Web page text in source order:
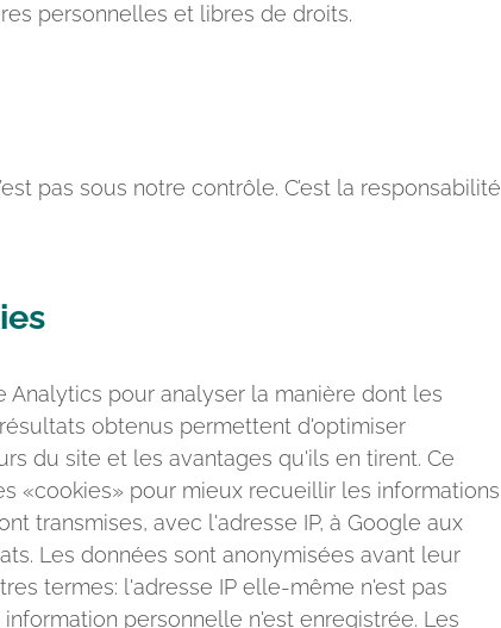
personnelles et libres de droits.
pas sous notre contrôle. C’est la responsabilité
pour analyser la manière dont les
obtenus permettent d'optimiser
du site et les avantages qu'ils en tirent. Ce
«cookies» pour mieux recueillir les informations
transmises, avec l'adresse IP, à Google aux
Les données sont anonymisées avant leur
termes: l'adresse IP elle-même n'est pas
personnelle n'est enregistrée. Les